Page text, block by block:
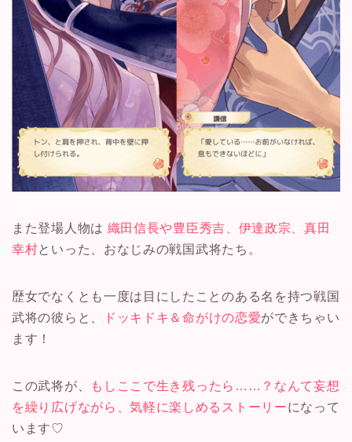
また登場人物は 織田信長や豊臣秀吉、伊達政宗、真田
幸村といった、おなじみの戦国武将たち。
歴女でなくとも一度は目にしたことのある名を持つ戦国
武将の彼らと、
ドッキドキ＆命がけの恋愛ができちゃい
ます！
この武将が、
もしここで生き残ったら……？なんて妄想
を繰り広げながら、気軽に楽しめるストーリーになって
います♡